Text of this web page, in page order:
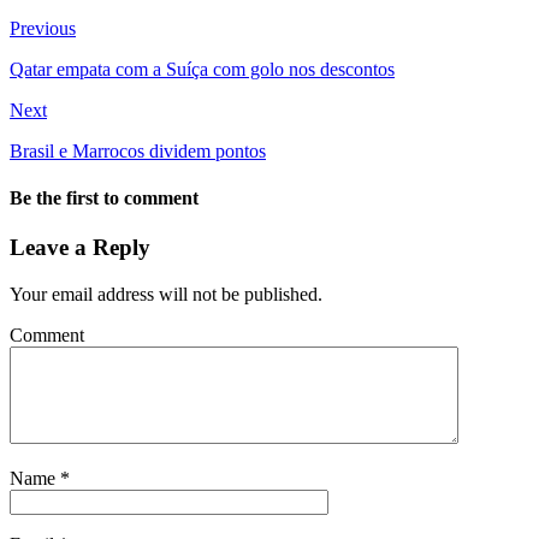
Previous
Qatar empata com a Suíça com golo nos descontos
Next
Brasil e Marrocos dividem pontos
Be the first to comment
Leave a Reply
Your email address will not be published.
Comment
Name *